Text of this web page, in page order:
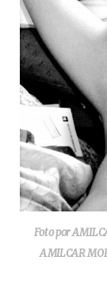
Foto por
AMILCAR